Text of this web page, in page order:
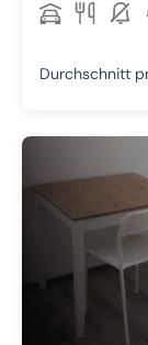
Durchschnitt